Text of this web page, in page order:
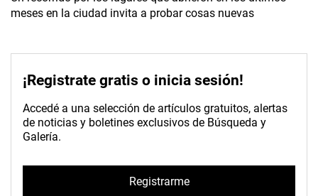
meses en la ciudad invita a probar cosas nuevas
¡Registrate gratis o inicia sesión!
Accedé a una selección de artículos gratuitos, alertas
de noticias y boletines exclusivos de Búsqueda y
Galería.
Registrarme